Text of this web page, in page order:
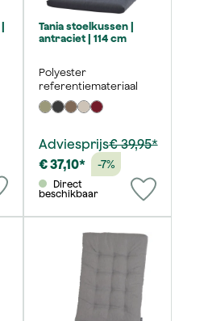
Tania stoelkussen |
antraciet | 114 cm
Polyester
referentiemateriaal
Adviesprijs€ 39,95*
€ 37,10*
-7%
beschikbaar